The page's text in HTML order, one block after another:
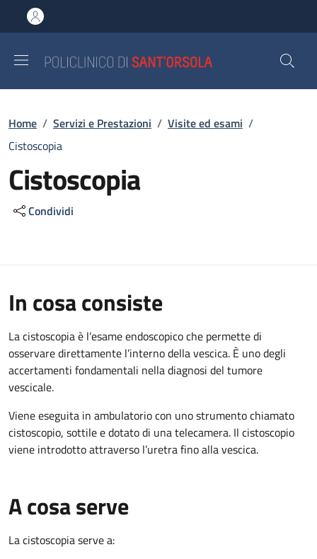
al contenuto principale
to footer content
Briciole di pane
Home / Servizi e Prestazioni / Visite ed esami /
Cistoscopia
Cistoscopia
Condividi
In cosa consiste
La cistoscopia è l’esame endoscopico che permette di
osservare direttamente l’interno della vescica. È uno degli
accertamenti fondamentali nella diagnosi del tumore
vescicale.
Viene eseguita in ambulatorio con uno strumento chiamato
cistoscopio, sottile e dotato di una telecamera. Il cistoscopio
viene introdotto attraverso l’uretra fino alla vescica.
A cosa serve
La cistoscopia serve a: